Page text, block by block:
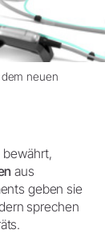
neuen
bewährt,
aus
geben sie
sprechen